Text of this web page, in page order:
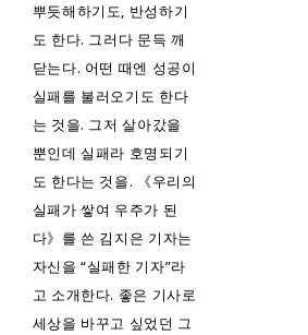
뿌듯해하기도, 반성하기
도 한다. 그러다 문득 깨
닫는다. 어떤 때엔 성공이
실패를 불러오기도 한다
는 것을. 그저 살아갔을
뿐인데 실패라 호명되기
도 한다는 것을. 《우리의
실패가 쌓여 우주가 된
다》를 쓴 김지은 기자는
자신을 “실패한 기자”라
고 소개한다. 좋은 기사로
세상을 바꾸고 싶었던 그